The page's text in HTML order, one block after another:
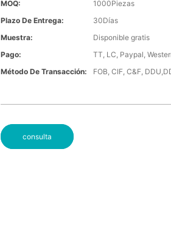
MOQ:
1000Piezas
Plazo De Entrega:
30Días
Muestra:
Disponible gratis
Pago:
TT, LC, Paypal,
Método De Transacción:
FOB, CIF, C&F,
consulta